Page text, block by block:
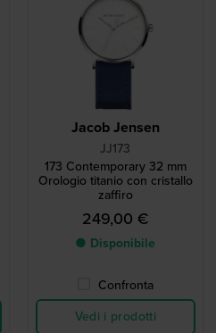
Jacob Jensen
JJ173
173 Contemporary 32 mm
Orologio titanio con cristallo
zaffiro
249,00 €
● Disponibile
Confronta
Vedi i prodotti